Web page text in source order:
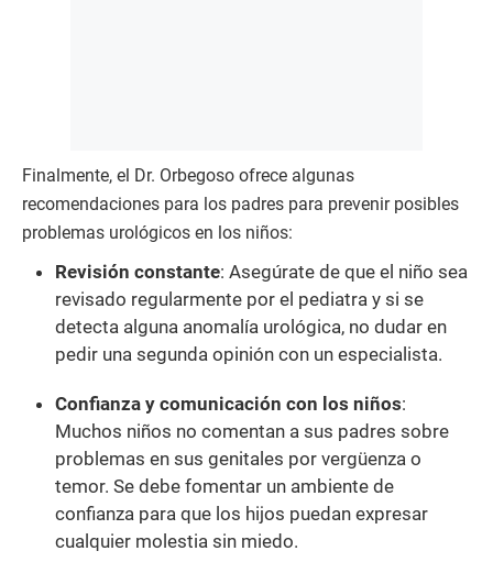
Finalmente, el Dr. Orbegoso ofrece algunas
recomendaciones para los padres para prevenir posibles
problemas urológicos en los niños:
Revisión constante: Asegúrate de que el niño sea
revisado regularmente por el pediatra y si se
detecta alguna anomalía urológica, no dudar en
pedir una segunda opinión con un especialista.
Confianza y comunicación con los niños:
Muchos niños no comentan a sus padres sobre
problemas en sus genitales por vergüenza o
temor. Se debe fomentar un ambiente de
confianza para que los hijos puedan expresar
cualquier molestia sin miedo.